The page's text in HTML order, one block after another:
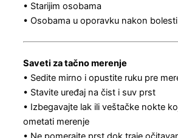
• Starijim osobama
• Osobama u oporavku nakon
Saveti za tačno merenje
• Sedite mirno i opustite ruku pre
• Stavite uređaj na čist i suv prst
• Izbegavajte lak ili veštačke nokte
ometati merenje